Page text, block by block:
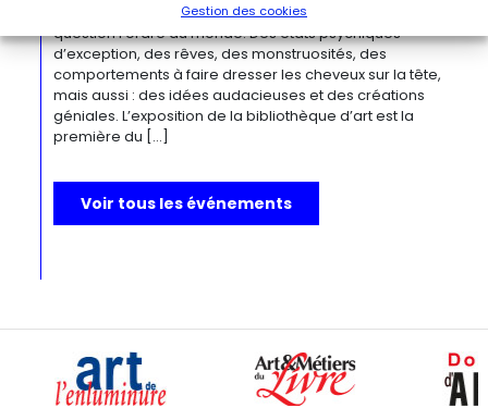
Gestion des cookies
désigner des réalités qui remettent radicalement en
question l’ordre du monde. Des états psychiques
d’exception, des rêves, des monstruosités, des
comportements à faire dresser les cheveux sur la tête,
mais aussi : des idées audacieuses et des créations
géniales. L’exposition de la bibliothèque d’art est la
première du […]
Voir tous les événements